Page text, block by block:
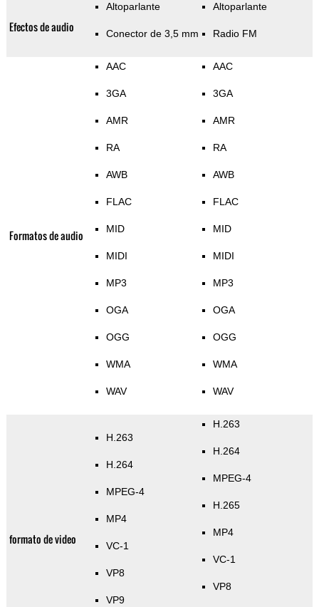
Efectos de audio
Altoparlante
Conector de 3,5 mm
Altoparlante
Radio FM
Formatos de audio
AAC
3GA
AMR
RA
AWB
FLAC
MID
MIDI
MP3
OGA
OGG
WMA
WAV
AAC
3GA
AMR
RA
AWB
FLAC
MID
MIDI
MP3
OGA
OGG
WMA
WAV
formato de video
H.263
H.264
MPEG-4
MP4
VC-1
VP8
VP9
H.263
H.264
MPEG-4
H.265
MP4
VC-1
VP8